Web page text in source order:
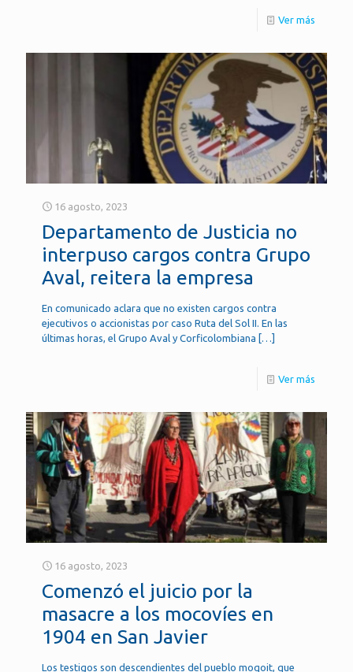
Ver más
16 agosto, 2023
Departamento de Justicia no
interpuso cargos contra Grupo
Aval, reitera la empresa
En comunicado aclara que no existen cargos contra
ejecutivos o accionistas por caso Ruta del Sol II. En las
últimas horas, el Grupo Aval y Corficolombiana […]
Ver más
16 agosto, 2023
Comenzó el juicio por la
masacre a los mocovíes en
1904 en San Javier
Los testigos son descendientes del pueblo moqoit, que